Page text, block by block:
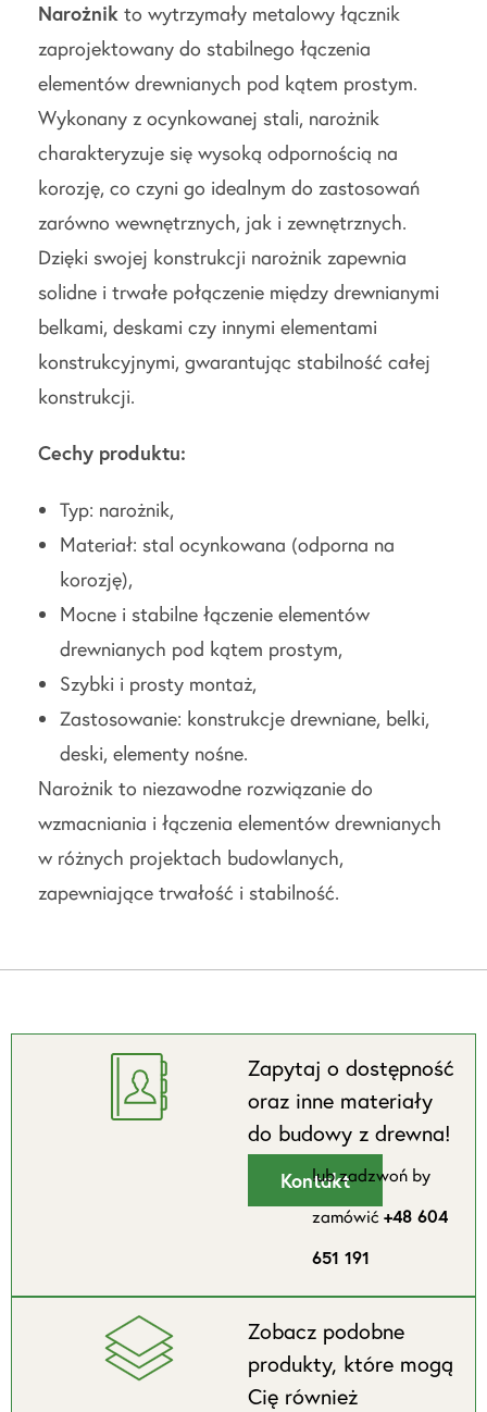
Narożnik to wytrzymały metalowy łącznik
zaprojektowany do stabilnego łączenia
elementów drewnianych pod kątem prostym.
Wykonany z ocynkowanej stali, narożnik
charakteryzuje się wysoką odpornością na
korozję, co czyni go idealnym do zastosowań
zarówno wewnętrznych, jak i zewnętrznych.
Dzięki swojej konstrukcji narożnik zapewnia
solidne i trwałe połączenie między drewnianymi
belkami, deskami czy innymi elementami
konstrukcyjnymi, gwarantując stabilność całej
konstrukcji.
Cechy produktu:
Typ: narożnik,
Materiał: stal ocynkowana (odporna na
korozję),
Mocne i stabilne łączenie elementów
drewnianych pod kątem prostym,
Szybki i prosty montaż,
Zastosowanie: konstrukcje drewniane, belki,
deski, elementy nośne.
Narożnik to niezawodne rozwiązanie do
wzmacniania i łączenia elementów drewnianych
w różnych projektach budowlanych,
zapewniające trwałość i stabilność.
Zapytaj o dostępność
oraz inne materiały
do budowy z drewna!
Kontakt
lub zadzwoń by
zamówić+48 604
651 191
Zobacz podobne
produkty, które mogą
Cię również